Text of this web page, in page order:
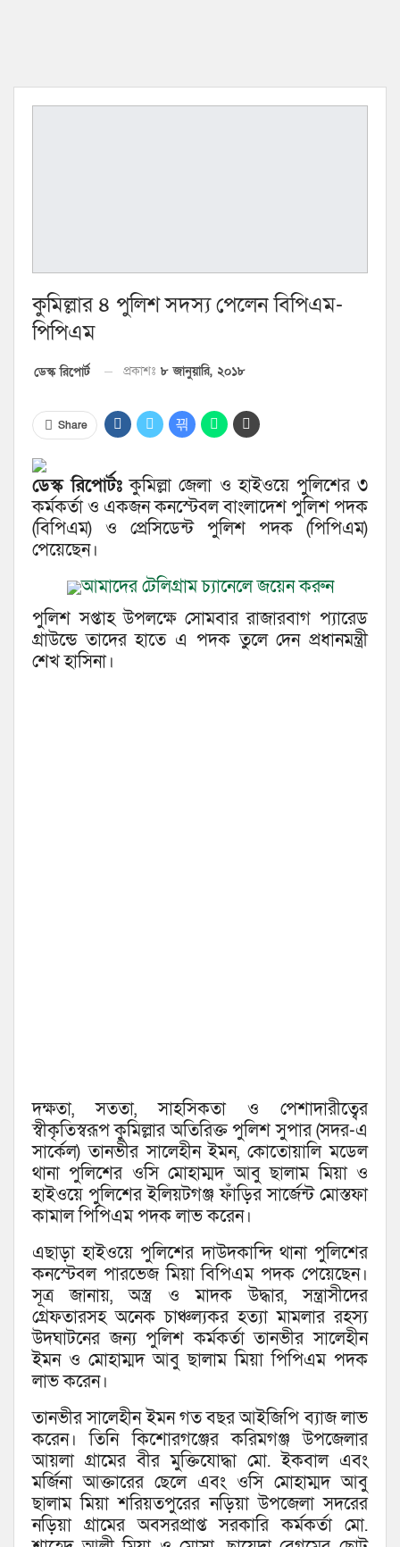
কুমিল্লার ৪ পুলিশ সদস্য পেলেন বিপিএম-
পিপিএম
ডেস্ক রিপোর্ট প্রকাশঃ ৮ জানুয়ারি, ২০১৮
Share
ডেস্ক রিপোর্টঃ কুমিল্লা জেলা ও হাইওয়ে পুলিশের ৩
কর্মকর্তা ও একজন কনস্টেবল বাংলাদেশ পুলিশ পদক
(বিপিএম) ও প্রেসিডেন্ট পুলিশ পদক (পিপিএম)
পেয়েছেন।
আমাদের টেলিগ্রাম চ্যানেলে জয়েন করুন
পুলিশ সপ্তাহ উপলক্ষে সোমবার রাজারবাগ প্যারেড
গ্রাউন্ডে তাদের হাতে এ পদক তুলে দেন প্রধানমন্ত্রী
শেখ হাসিনা।
দক্ষতা, সততা, সাহসিকতা ও পেশাদারীত্বের
স্বীকৃতিস্বরূপ কুমিল্লার অতিরিক্ত পুলিশ সুপার (সদর-এ
সার্কেল) তানভীর সালেহীন ইমন, কোতোয়ালি মডেল
থানা পুলিশের ওসি মোহাম্মদ আবু ছালাম মিয়া ও
হাইওয়ে পুলিশের ইলিয়টগঞ্জ ফাঁড়ির সার্জেন্ট মোস্তফা
কামাল পিপিএম পদক লাভ করেন।
এছাড়া হাইওয়ে পুলিশের দাউদকান্দি থানা পুলিশের
কনস্টেবল পারভেজ মিয়া বিপিএম পদক পেয়েছেন।
সূত্র জানায়, অস্ত্র ও মাদক উদ্ধার, সন্ত্রাসীদের
গ্রেফতারসহ অনেক চাঞ্চল্যকর হত্যা মামলার রহস্য
উদঘাটনের জন্য পুলিশ কর্মকর্তা তানভীর সালেহীন
ইমন ও মোহাম্মদ আবু ছালাম মিয়া পিপিএম পদক
লাভ করেন।
তানভীর সালেহীন ইমন গত বছর আইজিপি ব্যাজ লাভ
করেন। তিনি কিশোরগঞ্জের করিমগঞ্জ উপজেলার
আয়লা গ্রামের বীর মুক্তিযোদ্ধা মো. ইকবাল এবং
মর্জিনা আক্তারের ছেলে এবং ওসি মোহাম্মদ আবু
ছালাম মিয়া শরিয়তপুরের নড়িয়া উপজেলা সদরের
নড়িয়া গ্রামের অবসরপ্রাপ্ত সরকারি কর্মকর্তা মো.